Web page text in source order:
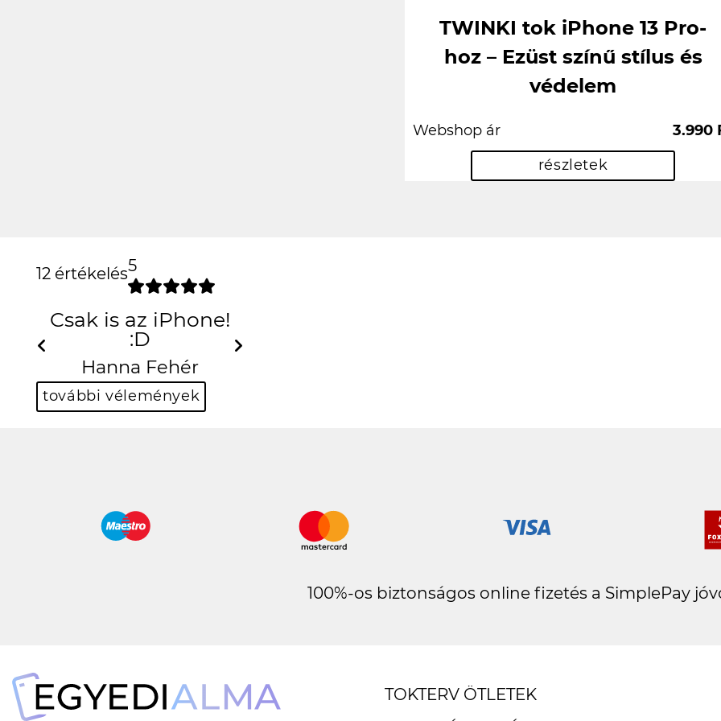
TWINKI tok iPhone 13 Pro-
hoz – Ezüst színű stílus és
védelem
Webshop ár
3.990
részletek
12 értékelés5
Previous
további vélemények
100%-os biztonságos online fizetés a SimplePay
TOKTERV ÖTLETEK